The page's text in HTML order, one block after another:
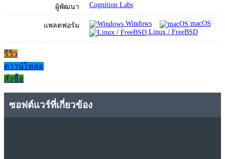
ผู้พัฒนา Cognition Labs
แพลตฟอร์ม Windows
macOS
Linux / FreeBSD
รีวิว
ดาวน์โหลด
สั่งซื้อ
ซอฟต์แวร์ที่เกี่ยวข้อง